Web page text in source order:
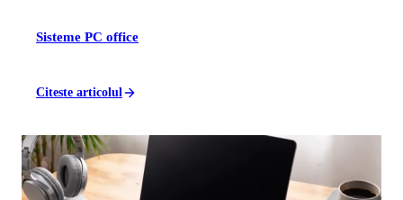
Sisteme PC office
Citeste articolul